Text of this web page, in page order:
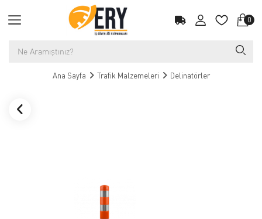
0
Ana Sayfa Trafik Malzemeleri Delinatörler